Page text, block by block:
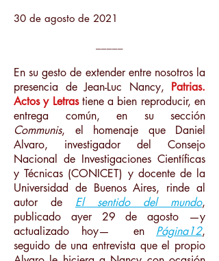
30 de agosto de 2021
En su gesto de extender entre nosotros la
presencia de Jean-Luc Nancy, Patrias.
Actos y Letrastiene a bien reproducir, en
entrega común, en su sección
Communis, el homenaje que Daniel
Alvaro, investigador del Consejo
Nacional de Investigaciones Científicas
y Técnicas (CONICET) y docente de la
Universidad de Buenos Aires, rinde al
autor de El sentido del mundo,
publicado ayer 29 de agosto —y
actualizado hoy— en Página12,
seguido de una entrevista que el propio